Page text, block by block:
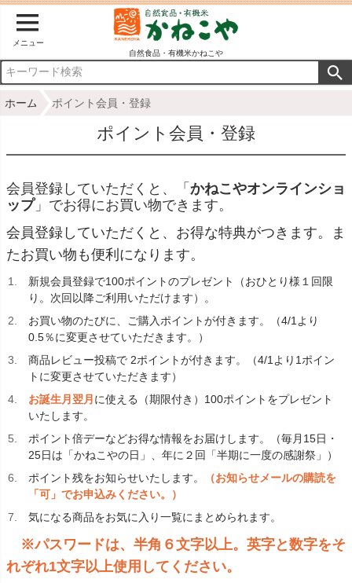
メニュー
自然食品・有機米かねこや
ホーム ポイント会員・登録
ポイント会員・登録
会員登録していただくと、「 かねこやオンラインショ
ップ」でお得にお買い物できます。
会員登録していただくと、お得な特典がつきます。ま
たお買い物も便利になります。
新規会員登録で100ポイントのプレゼント（おひとり様１回限
り。次回以降ご利用いただけます）。
お買い物のたびに、ご購入ポイントが付きます。（4/1より
0.5％に変更させていただきます。）
商品レビュー投稿で 2ポイントが付きます。（4/1より1ポイン
トに変更させていただきます）
お誕生月翌月 に使える（期限付き）100ポイントをプレゼント
いたします。
ポイント倍デーなどお得な情報をお届けします。（毎月15日・
25日は「かねこやの日」、年に２回「半期に一度の感謝祭」）
ポイント残をお知らせいたします。
（お知らせメールの購読を
「可」でお申込みください。）
気になる商品をお気に入り一覧にまとめられます。
※パスワードは、半角６文字以上。英字と数字をそ
れぞれ1文字以上使用してください。